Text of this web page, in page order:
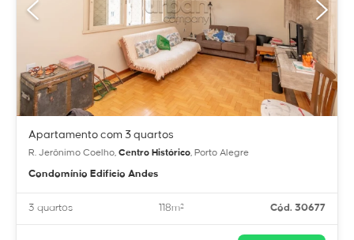
Apartamento com 3 quartos
R. Jerônimo Coelho, Centro Histórico, Porto Alegre
Condomínio Edificio Andes
3 quartos 118m² Cód. 30677